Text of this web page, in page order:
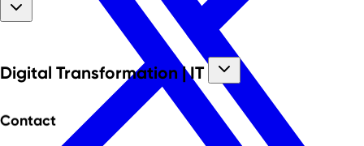
Digital Transformation | IT
Contact